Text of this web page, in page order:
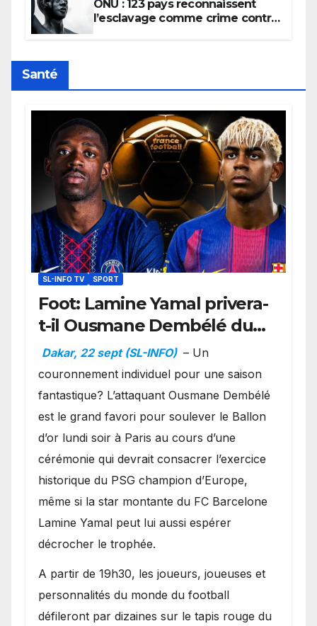
ONU : 123 pays reconnaissent
l’esclavage comme crime contre
Santé
SL-INFO TV SPORT
Foot: Lamine Yamal privera-
t-il Ousmane Dembélé du
Ballon d’or ?
Dakar, 22 sept (SL-INFO) – Un
couronnement individuel pour une saison
fantastique? L’attaquant Ousmane Dembélé
est le grand favori pour soulever le Ballon
d’or lundi soir à Paris au cours d’une
cérémonie qui devrait consacrer l’exercice
historique du PSG champion d’Europe,
même si la star montante du FC Barcelone
Lamine Yamal peut lui aussi espérer
décrocher le trophée.
A partir de 19h30, les joueurs, joueuses et
personnalités du monde du football
défileront par dizaines sur le tapis rouge du